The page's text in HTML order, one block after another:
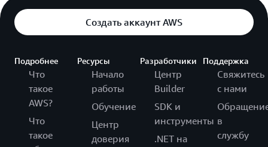
Создать аккаунт AWS
Подробнее
Что
такое
AWS?
Что
такое
Ресурсы
Начало
работы
Обучение
Центр
доверия
Разработчики
Центр
Builder
SDK и
инструменты
.NET на
Поддержка
Свяжитесь
с нами
в
службу